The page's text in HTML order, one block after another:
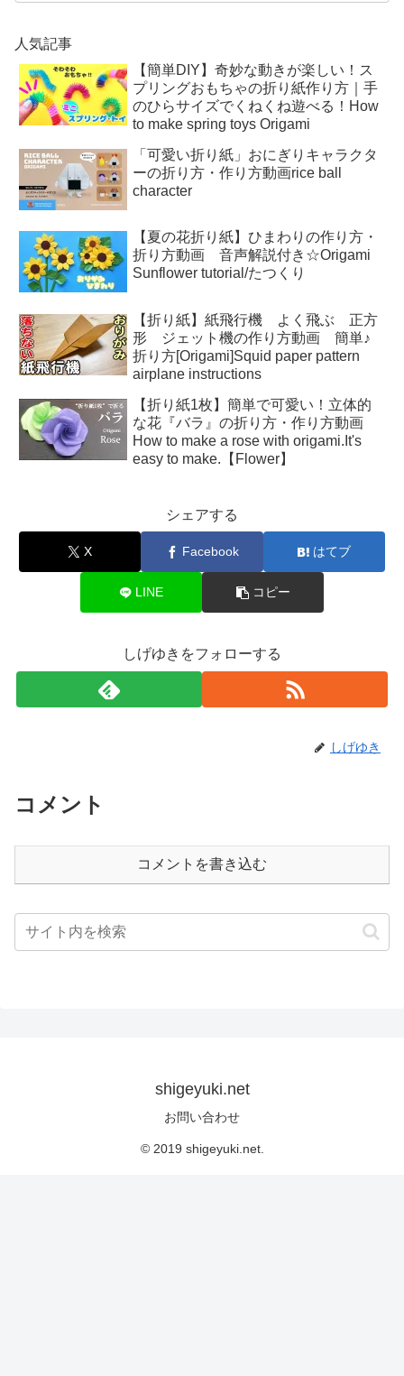
人気記事
【簡単DIY】奇妙な動きが楽しい！ス
プリングおもちゃの折り紙作り方｜手
のひらサイズでくねくね遊べる！How
to make spring toys Origami
「可愛い折り紙」おにぎりキャラクタ
ーの折り方・作り方動画rice ball
character
【夏の花折り紙】ひまわりの作り方・
折り方動画 音声解説付き☆Origami
Sunflower tutorial/たつくり
【折り紙】紙飛行機 よく飛ぶ 正方
形 ジェット機の作り方動画 簡単♪
折り方[Origami]Squid paper pattern
airplane instructions
【折り紙1枚】簡単で可愛い！立体的
な花『バラ』の折り方・作り方動画
How to make a rose with origami.It's
easy to make.【Flower】
シェアする
X Facebook はてブ
LINE コピー
しげゆきをフォローする
しげゆき
コメント
コメントを書き込む
shigeyuki.net
お問い合わせ
© 2019 shigeyuki.net.